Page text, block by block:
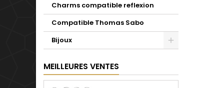
Charms compatible reflexion
Compatible Thomas Sabo
Bijoux
MEILLEURES VENTES